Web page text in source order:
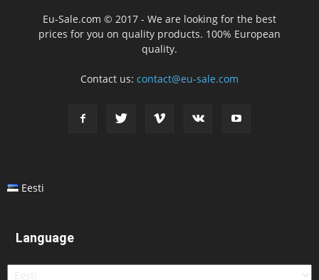
Eu-Sale.com © 2017 - We are looking for the best
prices for you on quality products. 100% European
quality.
Contact us: contact@eu-sale.com
Eesti
Language
Language